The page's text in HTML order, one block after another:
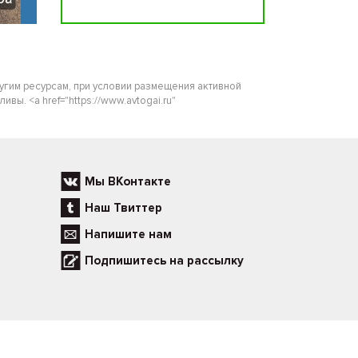
ресурсам, при условии размещения активной
<a href="https://www.avtogai.ru"
Мы ВКонтакте
Наш Твиттер
Напишите нам
Подпишитесь на рассылку